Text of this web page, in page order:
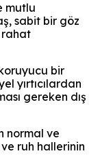
mutlu
sabit bir göz
rahat
bir
yırtıcılardan
gereken dış
normal ve
ruh hallerinin